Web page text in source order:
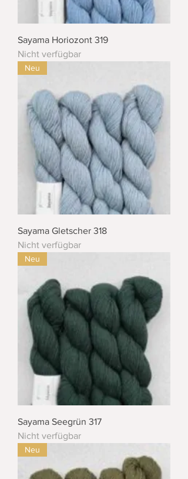
Sayama Horiozont 319
Nicht verfügbar
Neu
Sayama Gletscher 318
Nicht verfügbar
Neu
Sayama Seegrün 317
Nicht verfügbar
Neu